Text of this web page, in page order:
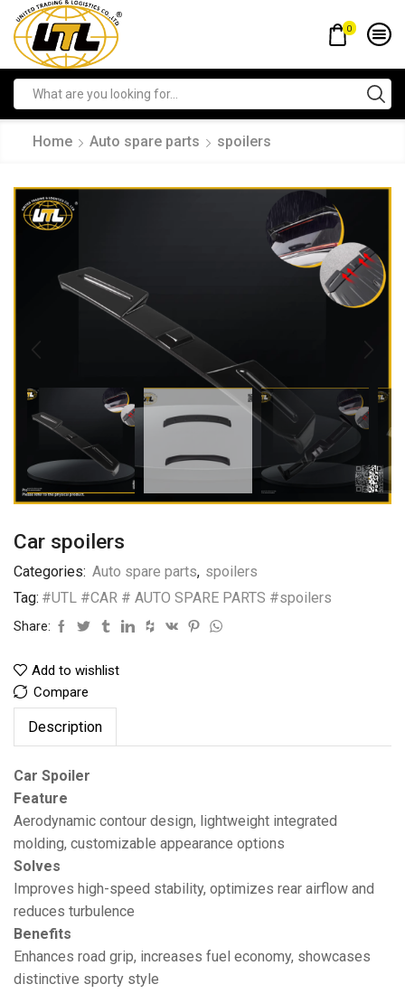
0
Home Auto spare parts spoilers
Car spoilers
Categories: Auto spare parts, spoilers
Tag: #UTL #CAR # AUTO SPARE PARTS #spoilers
Share:
Add to wishlist
Compare
Description
Car Spoiler
Feature
Aerodynamic contour design, lightweight integrated
molding, customizable appearance options
Solves
Improves high-speed stability, optimizes rear airflow and
reduces turbulence
Benefits
Enhances road grip, increases fuel economy, showcases
distinctive sporty style